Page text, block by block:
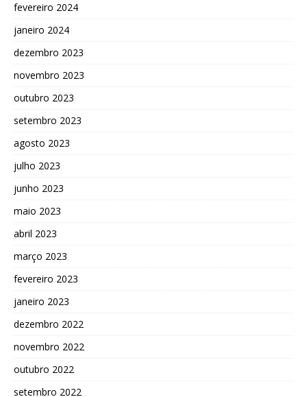
fevereiro 2024
janeiro 2024
dezembro 2023
novembro 2023
outubro 2023
setembro 2023
agosto 2023
julho 2023
junho 2023
maio 2023
abril 2023
março 2023
fevereiro 2023
janeiro 2023
dezembro 2022
novembro 2022
outubro 2022
setembro 2022